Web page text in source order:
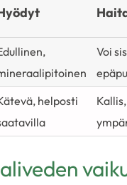
Voi
helposti
Kallis,